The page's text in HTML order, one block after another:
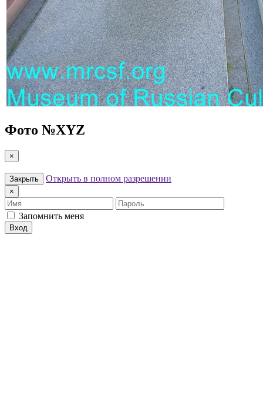
Фото №XYZ
×
Закрыть Открыть в полном разрешении
×
Имя
Пароль
Запомнить меня
Вход